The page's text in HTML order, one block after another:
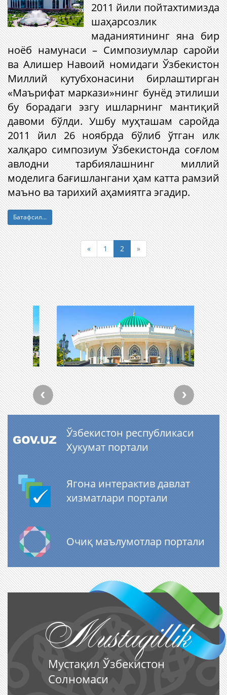
2011 йили пойтахтимизда
шаҳарсозлик
маданиятининг яна бир
ноёб намунаси – Симпозиумлар саройи
ва Алишер Навоий номидаги Ўзбекистон
Миллий кутубхонасини бирлаштирган
«Маърифат маркази»нинг бунёд этилиши
бу борадаги эзгу ишларнинг мантиқий
давоми бўлди. Ушбу муҳташам саройда
2011 йил 26 ноябрда бўлиб ўтган илк
халқаро симпозиум Ўзбекистонда соғлом
авлодни тарбиялашнинг миллий
моделига бағишлангани ҳам катта рамзий
маъно ва тарихий аҳамиятга эгадир.
Батафсил...
« 1 2 »
Ўзбекистон республикаси
Хукумат портали
Ягона интерактив давлат
хизматлари портали
Очиқ маълумотлар портали
Mustaqillik
Мустақил Ўзбекистон
Солномаси